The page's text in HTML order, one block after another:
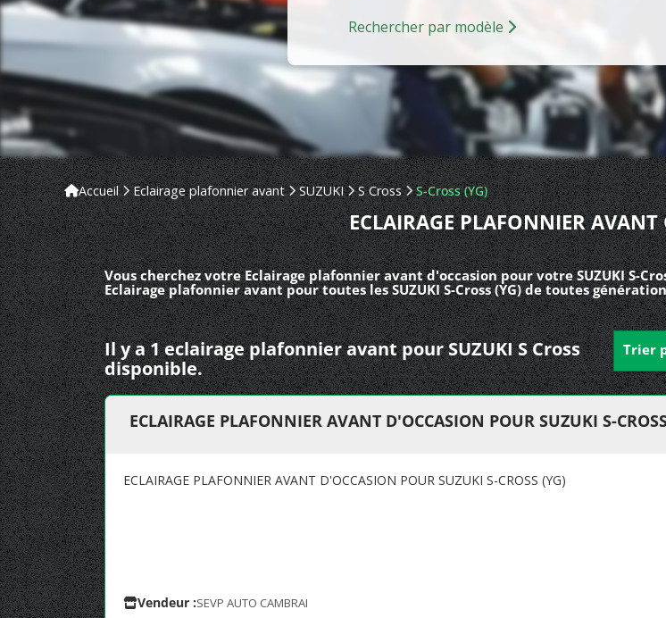
Rechercher par modèle
Accueil Eclairage plafonnier avant SUZUKI S Cross S-Cross (YG)
ECLAIRAGE PLAFONNIER AVANT
Vous cherchez votre Eclairage plafonnier avant d'occasion pour votre SUZUKI S-
Eclairage plafonnier avant pour toutes les SUZUKI S-Cross (YG) de toutes
Il y a 1 eclairage plafonnier avant pour SUZUKI S Cross
disponible.
Trier
ECLAIRAGE PLAFONNIER AVANT D'OCCASION POUR SUZUKI S-
ECLAIRAGE PLAFONNIER AVANT D'OCCASION POUR SUZUKI S-CROSS (YG)
Vendeur :SEVP AUTO CAMBRAI